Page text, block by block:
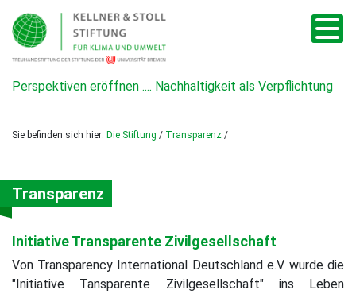
Perspektiven eröffnen .... Nachhaltigkeit als Verpflichtung
Sie befinden sich hier: Die Stiftung / Transparenz /
Transparenz
Initiative Transparente Zivilgesellschaft
Von Transparency International Deutschland e.V. wurde die
"Initiative Tansparente Zivilgesellschaft" ins Leben